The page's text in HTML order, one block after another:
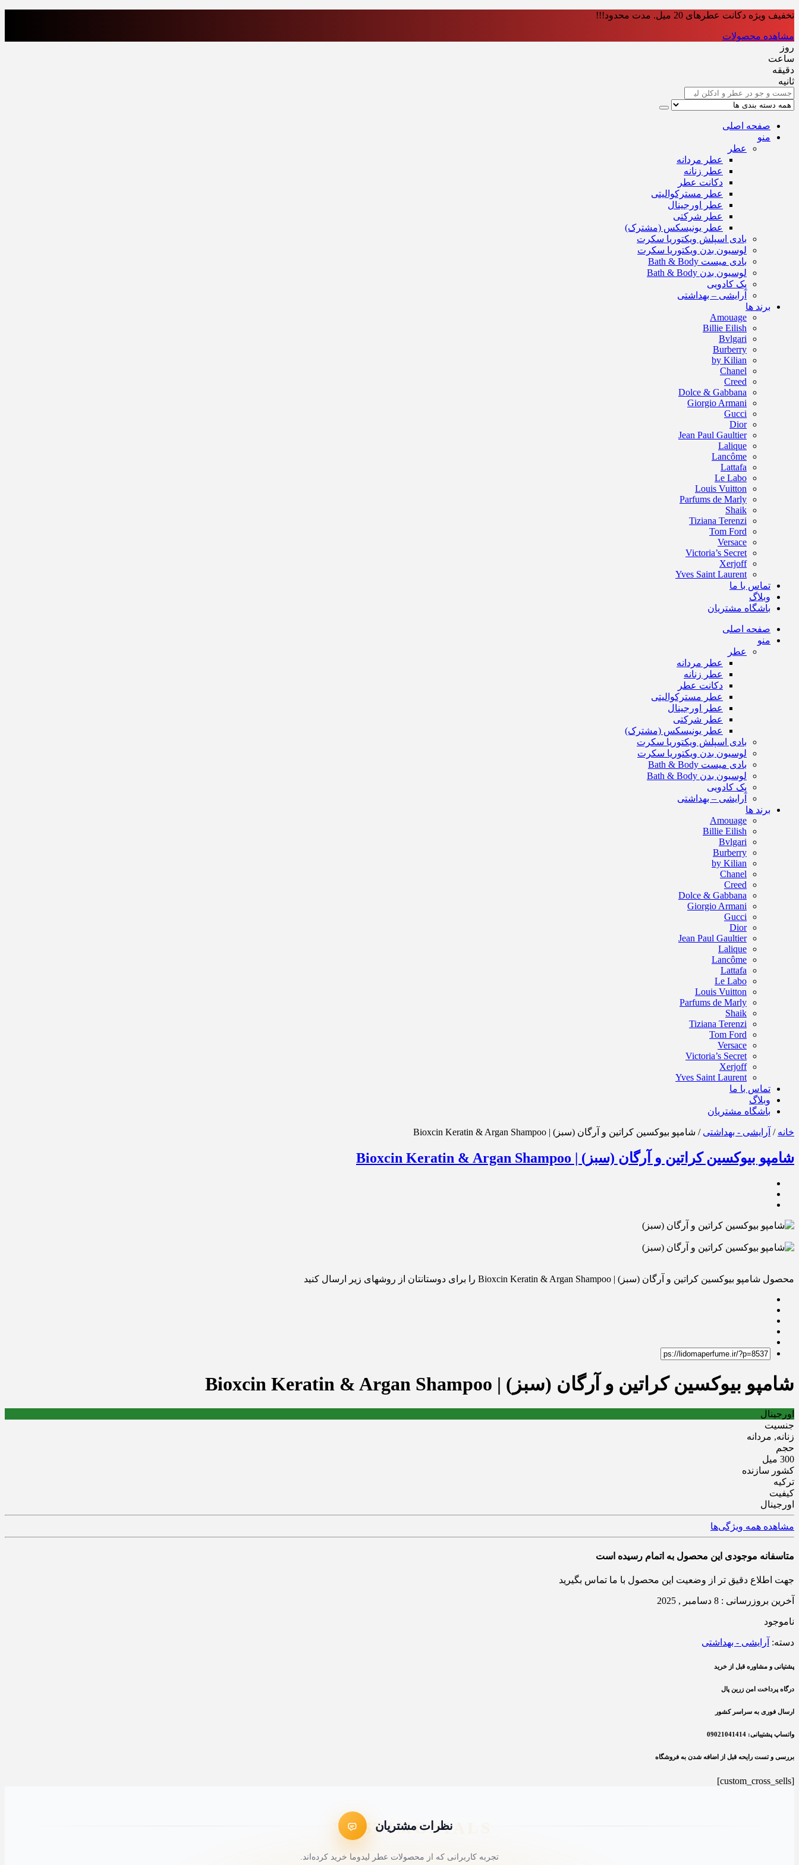
تخفیف ویژه دکانت عطرهای 20 میل. مدت محدود!!!
مشاهده محصولات
روز
ساعت‌
دقیقه
ثانیه
صفحه اصلی
منو
عطر
عطر مردانه
عطر زنانه
دکانت عطر
عطر مسترکوالیتی
عطر اورجینال
عطر شرکتی
عطر یونیسکس (مشترک)
بادی اسپلش ویکتوریا سکرت
لوسیون بدن ویکتوریا سکرت
بادی میست Bath & Body
لوسیون بدن Bath & Body
پک کادویی
آرایشی – بهداشتی
برند ها
Amouage
Billie Eilish
Bvlgari
Burberry
by Kilian
Chanel
Creed
Dolce & Gabbana
Giorgio Armani
Gucci
Dior
Jean Paul Gaultier
Lalique
Lancôme
Lattafa
Le Labo
Louis Vuitton
Parfums de Marly
Shaik
Tiziana Terenzi
Tom Ford
Versace
Victoria’s Secret
Xerjoff
Yves Saint Laurent
تماس با ما
وبلاگ
باشگاه مشتریان
صفحه اصلی
منو
عطر
عطر مردانه
عطر زنانه
دکانت عطر
عطر مسترکوالیتی
عطر اورجینال
عطر شرکتی
عطر یونیسکس (مشترک)
بادی اسپلش ویکتوریا سکرت
لوسیون بدن ویکتوریا سکرت
بادی میست Bath & Body
لوسیون بدن Bath & Body
پک کادویی
آرایشی – بهداشتی
برند ها
Amouage
Billie Eilish
Bvlgari
Burberry
by Kilian
Chanel
Creed
Dolce & Gabbana
Giorgio Armani
Gucci
Dior
Jean Paul Gaultier
Lalique
Lancôme
Lattafa
Le Labo
Louis Vuitton
Parfums de Marly
Shaik
Tiziana Terenzi
Tom Ford
Versace
Victoria’s Secret
Xerjoff
Yves Saint Laurent
تماس با ما
وبلاگ
باشگاه مشتریان
خانه / آرایشی - بهداشتی / شامپو بیوکسین کراتین و آرگان (سبز) | Bioxcin Keratin & Argan Shampoo
شامپو بیوکسین کراتین و آرگان (سبز) | Bioxcin Keratin & Argan Shampoo
محصول شامپو بیوکسین کراتین و آرگان (سبز) | Bioxcin Keratin & Argan Shampoo را برای دوستانتان از روشهای زیر ارسال کنید
شامپو بیوکسین کراتین و آرگان (سبز) | Bioxcin Keratin & Argan Shampoo
اورجینال
جنسیت
زنانه, مردانه
حجم
300 میل
کشور سازنده
ترکیه
کیفیت
اورجینال
مشاهده همه ویژگی‌ها
متاسفانه موجودی این محصول به اتمام رسیده است
جهت اطلاع دقیق تر از وضعیت این محصول با ما تماس بگیرید
آخرین بروزرسانی : 8 دسامبر , 2025
ناموجود
دسته: آرایشی - بهداشتی
پشتیانی و مشاوره قبل از خرید
درگاه پرداخت امن زرین پال
ارسال فوری به سراسر کشور
واتساپ پشتیبانی: 09021041414
بررسی و تست رایحه قبل از اضافه شدن به فروشگاه
[custom_cross_sells]
نظرات مشتریان
تجربه کاربرانی که از محصولات عطر لیدوما خرید کرده‌اند.